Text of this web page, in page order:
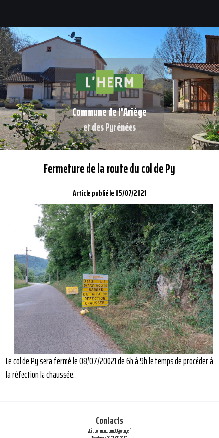
Commune de l'Ariège
et des Pyrénées
Fermeture de la route du col de Py
Article publié le 05/07/2021
Le col de Py sera fermé le 08/07/20021 de 6h à 9h le temps de procéder à
la réfection la chaussée.
Contacts
Mail : commune.herm09@orange.fr